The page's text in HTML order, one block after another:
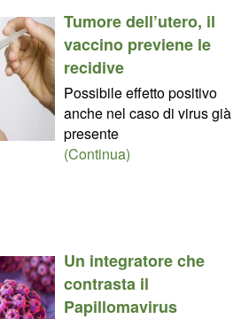
Tumore dell’utero, il
vaccino previene le
recidive
Possibile effetto positivo
anche nel caso di virus già
presente
(Continua)
Un integratore che
contrasta il
Papillomavirus